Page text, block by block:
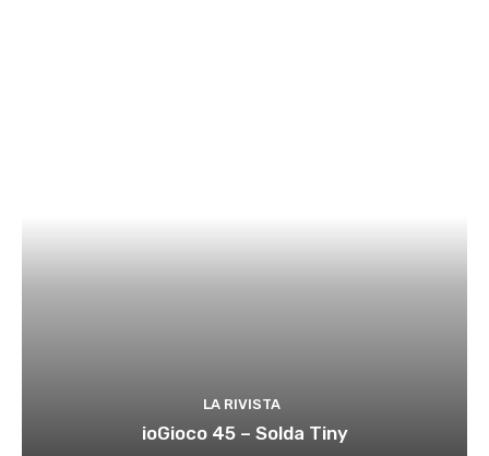
LA RIVISTA
ioGioco 45 – Solda Tiny